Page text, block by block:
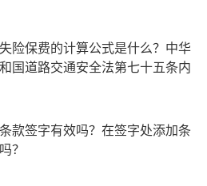
险保费的计算公式是什么？中华
国道路交通安全法第七十五条内
款签字有效吗？在签字处添加条
？